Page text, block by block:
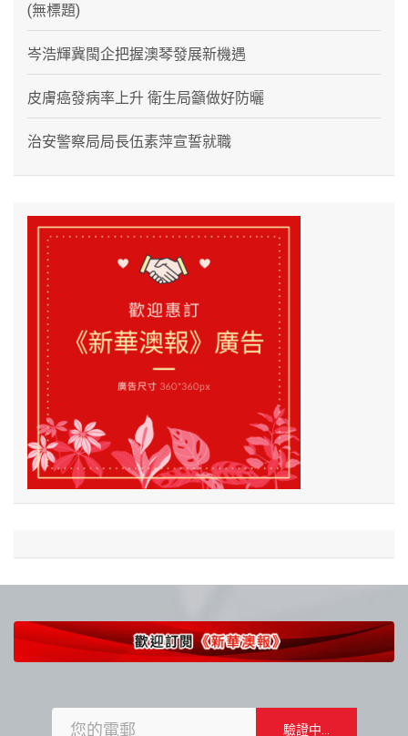
(無標題)
岑浩輝冀閩企把握澳琴發展新機遇
皮膚癌發病率上升 衛生局籲做好防曬
治安警察局局長伍素萍宣誓就職